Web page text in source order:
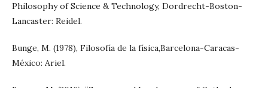
Philosophy of Science & Technology, Dordrecht-Boston-
Lancaster: Reidel.
Bunge, M. (1978), Filosofía de la física,Barcelona-Caracas-
México: Ariel.